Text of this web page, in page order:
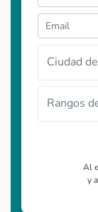
Ciudad
Rangos
Al
y